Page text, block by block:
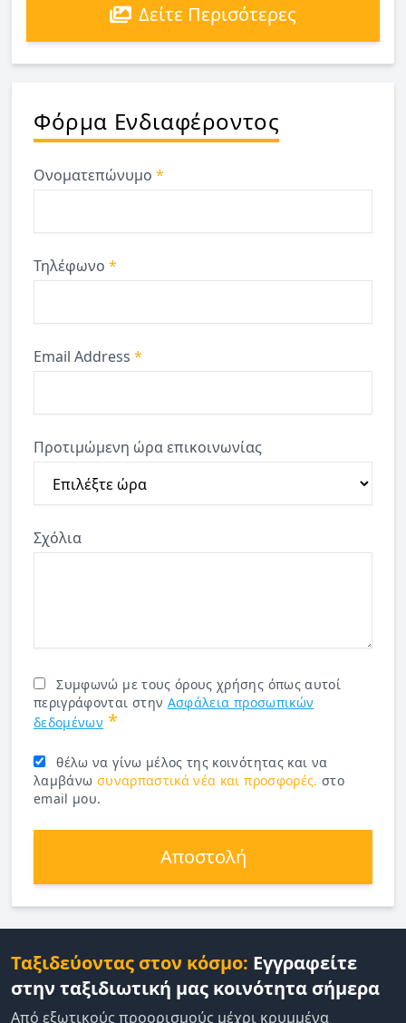
Δείτε Περισότερες
Φόρμα Ενδιαφέροντος
Ονοματεπώνυμο *
Τηλέφωνο *
Email Address *
Προτιμώμενη ώρα επικοινωνίας
Σχόλια
Συμφωνώ με τους όρους χρήσης όπως αυτοί
περιγράφονται στην Ασφάλεια προσωπικών
δεδομένων *
θέλω να γίνω μέλος της κοινότητας και να
λαμβάνω συναρπαστικά νέα και προσφορές. στο
email μου.
Αποστολή
Ταξιδεύοντας στον κόσμο: Εγγραφείτε
στην ταξιδιωτική μας κοινότητα σήμερα
Από εξωτικούς προορισμούς μέχρι κρυμμένα